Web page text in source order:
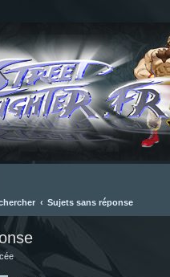
Sujets sans réponse